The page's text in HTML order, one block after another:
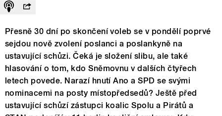
Přesně 30 dní po skončení voleb se v pondělí poprvé
sejdou nově zvolení poslanci a poslankyně na
ustavující schůzi. Čeká je složení slibu, ale také
hlasování o tom, kdo Sněmovnu v dalších čtyřech
letech povede. Narazí hnutí Ano a SPD se svými
nominacemi na posty místopředsedů? Ještě před
ustavující schůzí zástupci koalic Spolu a Pirátů a